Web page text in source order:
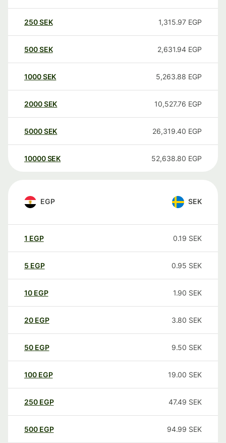
250SEK 1,315.97 EGP
500SEK 2,631.94 EGP
1000SEK 5,263.88 EGP
2000SEK 10,527.76 EGP
5000SEK 26,319.40 EGP
10000 SEK 52,638.80 EGP
EGP SEK
1 EGP 0.19 SEK
5 EGP 0.95 SEK
10 EGP 1.90 SEK
20 EGP 3.80 SEK
50 EGP 9.50 SEK
100 EGP 19.00 SEK
250 EGP 47.49 SEK
500 EGP 94.99 SEK